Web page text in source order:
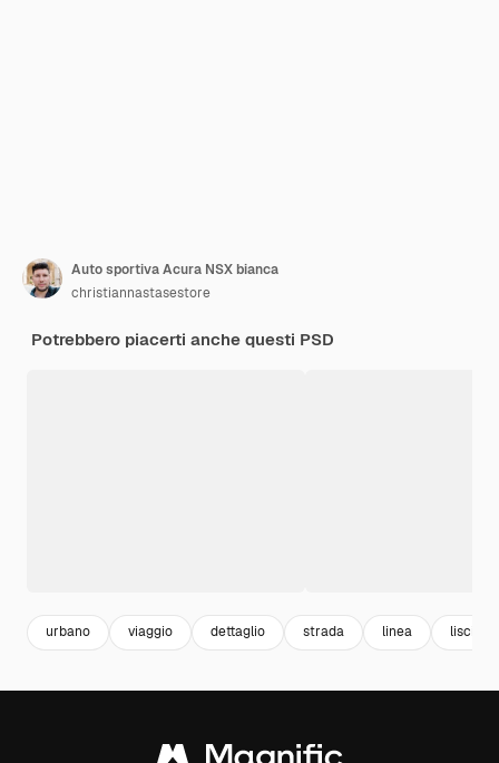
Auto sportiva Acura NSX bianca
christiannastasestore
Potrebbero piacerti anche questi PSD
urbano viaggio dettaglio strada linea liscio